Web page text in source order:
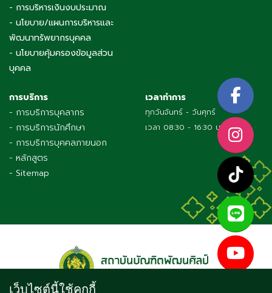
- การบริหารเงินงบประมาณ
- นโยบาย/แผนการบริหารและ
พัฒนาทรัพยากรบุคคล
- นโยบายคุ้มครองข้อมูลส่วน
บุคคล
การบริการ
- การบริการบุคลากร
- การบริการนักศึกษา
- การบริการบุคคลภายนอก
- หลักสูตร
- Sitemap
เวลาทำการ
ทุกวันจันทร์ - วันศุกร์
เวลา 08:30 - 16:30 น.
เว็บไซต์นี้ใช้คุกกี้